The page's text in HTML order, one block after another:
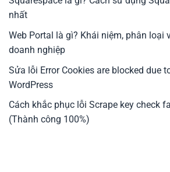
nhất
Web Portal là gì? Khái niệm, phân loại
doanh nghiệp
Sửa lỗi Error Cookies are blocked due
WordPress
Cách khắc phục lỗi Scrape key check
(Thành công 100%)